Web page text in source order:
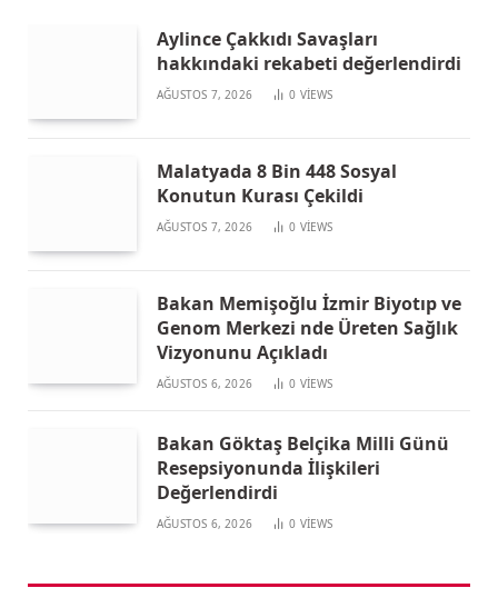
Aylince Çakkıdı Savaşları
hakkındaki rekabeti değerlendirdi
AĞUSTOS 7, 2026 0 VIEWS
Malatyada 8 Bin 448 Sosyal
Konutun Kurası Çekildi
AĞUSTOS 7, 2026 0 VIEWS
Bakan Memişoğlu İzmir Biyotıp ve
Genom Merkezi nde Üreten Sağlık
Vizyonunu Açıkladı
AĞUSTOS 6, 2026 0 VIEWS
Bakan Göktaş Belçika Milli Günü
Resepsiyonunda İlişkileri
Değerlendirdi
AĞUSTOS 6, 2026 0 VIEWS